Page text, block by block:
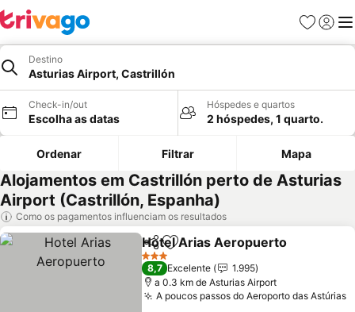
Favoritos
Iniciar
Destino
Asturias Airport, Castrillón
Check-in/out
Escolha as datas
Hóspedes e quartos
2 hóspedes, 1 quarto.
Ordenar Filtrar Mapa
Alojamentos em Castrillón perto de Asturias
Airport (Castrillón, Espanha)
Como os pagamentos influenciam os resultados
PartilharAdicionar aos favoritos
Hotel Arias Aeropuerto
3 Estrelas
8,7 Excelente
1.995
a 0.3 km de Asturias Airport
A poucos passos do Aeroporto das Astúrias